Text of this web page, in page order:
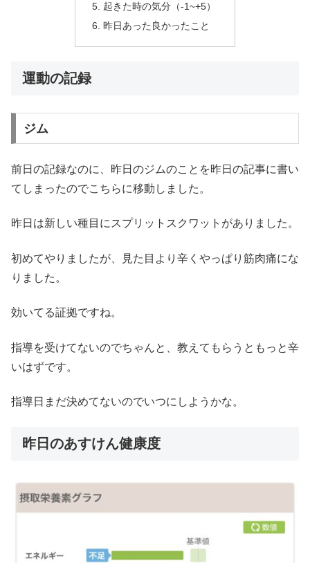
起きた時の気分（-1~+5）
昨日あった良かったこと
運動の記録
ジム
前日の記録なのに、昨日のジムのことを昨日の記事に書い
てしまったのでこちらに移動しました。
昨日は新しい種目にスプリットスクワットがありました。
初めてやりましたが、見た目より辛くやっぱり筋肉痛にな
りました。
効いてる証拠ですね。
指導を受けてないのでちゃんと、教えてもらうともっと辛
いはずです。
指導日まだ決めてないのでいつにしようかな。
昨日のあすけん健康度